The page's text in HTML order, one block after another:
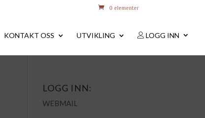
0 elementer
KONTAKT OSS UTVIKLING LOGG INN
LOGG INN:
WEBMAIL